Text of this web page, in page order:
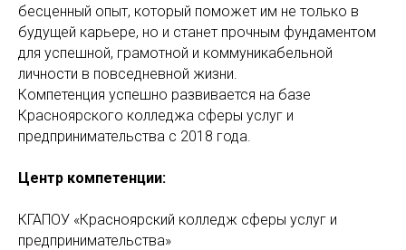
бесценный опыт, который поможет им не только в
будущей карьере, но и станет прочным фундаментом
для успешной, грамотной и коммуникабельной
личности в повседневной жизни.
Компетенция успешно развивается на базе
Красноярского колледжа сферы услуг и
предпринимательства с 2018 года.
Центр компетенции:
КГАПОУ «Красноярский колледж сферы услуг и
предпринимательства»